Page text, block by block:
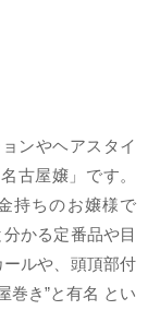
ンやヘアスタイ
古屋嬢」です。
持ちのお嬢様で
かる定番品や目
ルや、頭頂部付
巻き”と有名 とい